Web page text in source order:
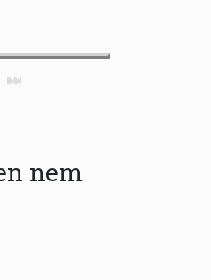
nem